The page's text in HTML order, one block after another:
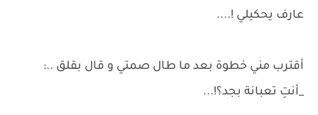
عارف يحكيلي !....
أقترب مني خطوة بعد ما طال صمتي و قال بقلق ..:
_أنتِ تعبانة بجد؟!...